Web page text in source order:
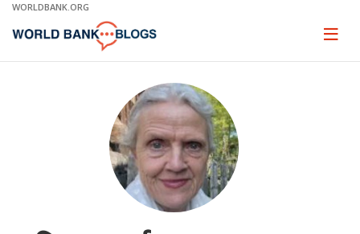
Skip
Main
WORLDBANK.ORG
Page